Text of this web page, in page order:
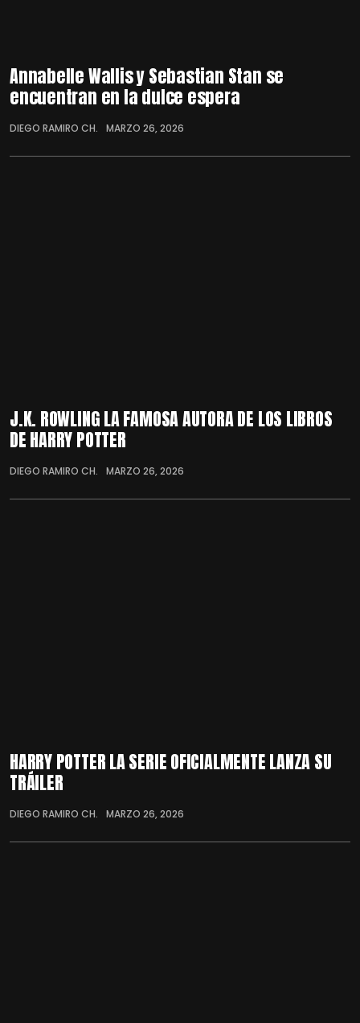
Annabelle Wallis y Sebastian Stan se
encuentran en la dulce espera
DIEGO RAMIRO CH. MARZO 26, 2026
J.K. ROWLING LA FAMOSA AUTORA DE LOS LIBROS
DE HARRY POTTER
DIEGO RAMIRO CH. MARZO 26, 2026
HARRY POTTER LA SERIE OFICIALMENTE LANZA SU
TRÁILER
DIEGO RAMIRO CH. MARZO 26, 2026